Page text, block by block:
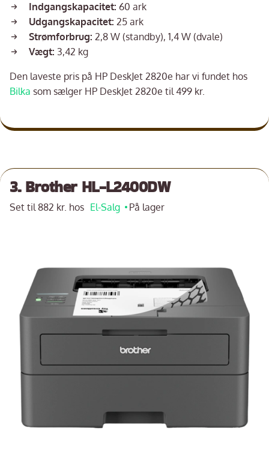
Indgangskapacitet: 60 ark
Udgangskapacitet: 25 ark
Strømforbrug: 2,8 W (standby), 1,4 W (dvale)
Vægt: 3,42 kg
Den laveste pris på HP DeskJet 2820e har vi fundet hos
Bilka som sælger HP DeskJet 2820e til 499 kr.
3. Brother HL-L2400DW
Set til 882 kr. hos El-Salg På lager